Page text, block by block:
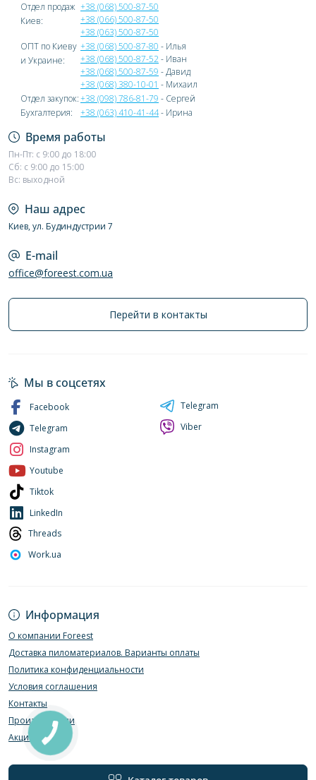
Отдел продаж
Киев:
+38 (068) 500-87-50
+38 (066) 500-87-50
+38 (063) 500-87-50
ОПТ по Киеву
и Украине:
+38 (068) 500-87-80 - Илья
+38 (068) 500-87-52- Иван
+38 (068) 500-87-59 - Давид
+38 (068) 380-10-01 - Михаил
Отдел закупок:+38 (098) 786-81-79 - Сергей
Бухгалтерия:
+38 (063) 410-41-44- Ирина
Время работы
Пн-Пт: с 9:00 до 18:00
Сб: с 9:00 до 15:00
Вс: выходной
Наш адрес
Киев, ул. Будиндустрии 7
E-mail
office@foreest.com.ua
Перейти в контакты
Информация
О компании Foreest
Доставка пиломатериалов. Варианты оплаты
Политика конфиденциальности
Условия соглашения
Контакты
Производители
Акции
Мы в соцсетях
Facebook
Telegram
Instagram
Youtube
Tiktok
LinkedIn
Threads
Work.ua
Telegram
Viber